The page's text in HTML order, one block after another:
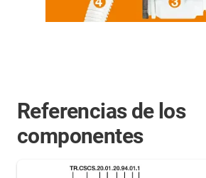
Referencias de los
componentes